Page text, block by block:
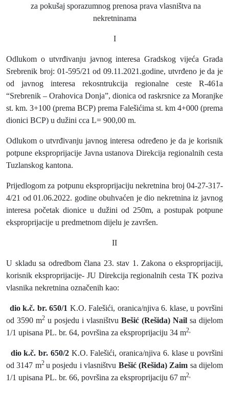
za pokušaj sporazumnog prenosa prava vlasništva na
nekretninama
I
Odlukom o utvrđivanju javnog interesaGradskog vijeća Grada
Srebrenik broj: 01-595/21 od 09.11.2021.godine, utvrđeno je da je
od javnog interesa rekosntrukcija regionalne ceste R-461a
“Srebrenik – Orahovica Donja”, dionica od raskrsnice za Moranjke
st. km. 3+100 (prema BCP) prema Falešićima st. km 4+000 (prema
dionici BCP) u dužini cca L= 900,00 m.
Odlukom o utvrđivanju javnog interesa određeno je da je korisnik
potpune eksproprijacije Javna ustanova Direkcija regionalnih cesta
Tuzlanskog kantona.
Prijedlogom za potpunu eksproprijaciju nekretnina broj 04-27-317-
4/21 od 01.06.2022. godine obuhvaćen je dio nekretnina iz javnog
interesa početak dionice u dužini od 250m, a postupak potpune
eksproprijacije u predmetnom dijelu je završen.
II
U skladu sa odredbom člana 23. stav 1. Zakona o eksproprijaciji,
korisnik eksproprijacije- JU Direkcija regionalnih cesta TK poziva
vlasnika nekretnina označenih kao:
dio k.č. br. 650/1 K.O. Falešići, oranica/njiva 6. klase, u površini
od 3590 m2 u posjedu i vlasništvu Bešić (Rešida) Nail sa dijelom
1/1 upisana PL. br. 64, površina za eksproprijaciju 34 m2,
dio k.č. br. 650/2 K.O. Falešići, oranica/njiva 6. klase u površini
od 3147 m2u posjedu i vlasništvu Bešić (Rešida) Zaim sa dijelom
1/1 upisana PL. br. 66, površina za eksproprijaciju 67 m2,